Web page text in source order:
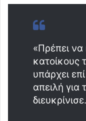
«Πρέπει
κατοίκους
υπάρχει
απειλή για
διευκρίνισε.